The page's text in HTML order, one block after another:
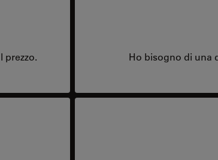
prezzo. Ho bisogno di una